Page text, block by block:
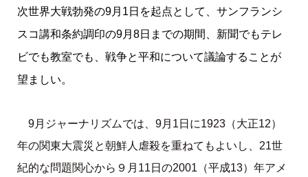
次世界大戦勃発の9月1日を起点として、サンフランシ
スコ講和条約調印の9月8日までの期間、新聞でもテレ
ビでも教室でも、戦争と平和について議論することが
望ましい。
9月ジャーナリズムでは、9月1日に1923（大正12）
年の関東大震災と朝鮮人虐殺を重ねてもよいし、21世
紀的な問題関心から９月11日の2001（平成13）年アメ